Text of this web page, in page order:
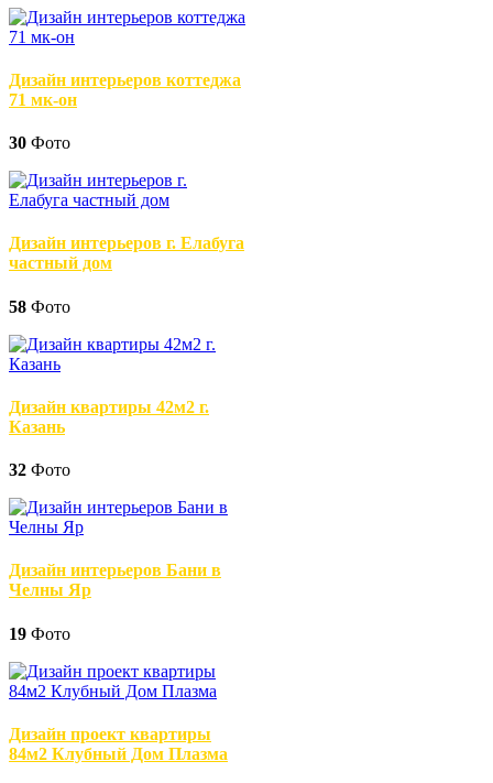
Дизайн интерьеров коттеджа
71 мк-он
30 Фото
Дизайн интерьеров г. Елабуга
частный дом
58 Фото
Дизайн квартиры 42м2 г.
Казань
32 Фото
Дизайн интерьеров Бани в
Челны Яр
19 Фото
Дизайн проект квартиры
84м2 Клубный Дом Плазма